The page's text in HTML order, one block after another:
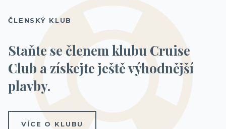
ČLENSKÝ KLUB
Staňte se členem klubu Cruise
Club a získejte ještě výhodnější
plavby.
VÍCE O KLUBU